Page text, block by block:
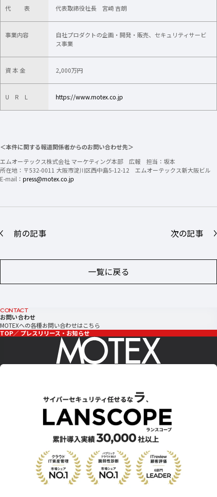
代 表 代表取締役社長 宮崎 吉朗
事業内容
自社プロダクトの企画・開発・販売​、セキュリティサービ
ス事業​
資 本 金 2,000万円
U R L https://www.motex.co.jp
＜本件に関する報道関係者からのお問い合わせ先＞
エムオーテックス株式会社 マーケティング本部 広報 担当：坂本
所在地：〒532-0011 大阪市淀川区西中島5-12-12 エムオーテックス新大阪ビル
E-mail： press@motex.co.jp
前の記事
一覧に戻る
次の記事
CONTACT
お問い合わせ
MOTEXへの各種お問い合わせはこちら
TOP
プレスリリース・お知らせ